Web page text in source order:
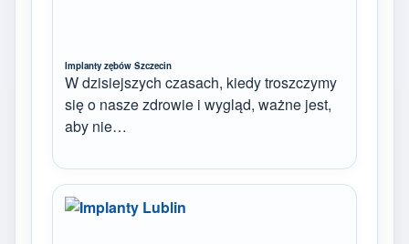
Implanty zębów Szczecin
W dzisiejszych czasach, kiedy troszczymy
się o nasze zdrowie i wygląd, ważne jest,
aby nie…